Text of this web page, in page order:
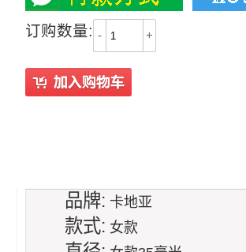
订购数量: - +
品牌: 卡地亚
款式: 女款